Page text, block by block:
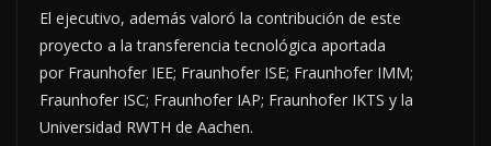
El ejecutivo, además valoró la contribución de este
proyecto a la transferencia tecnológica aportada
por Fraunhofer IEE; Fraunhofer ISE; Fraunhofer IMM;
Fraunhofer ISC; Fraunhofer IAP; Fraunhofer IKTS y la
Universidad RWTH de Aachen.